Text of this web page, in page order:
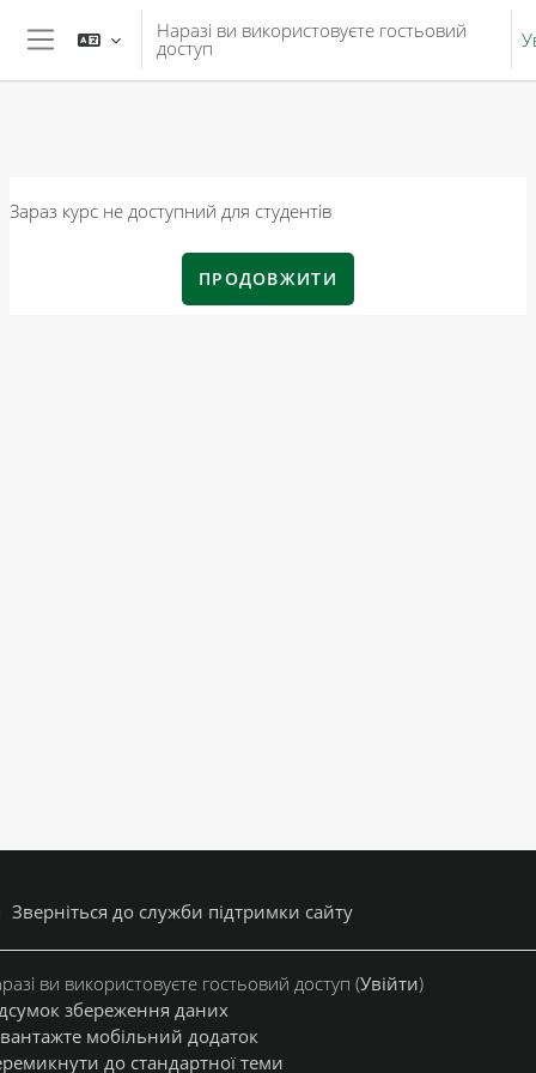
Перейти до головного вмісту
Бокова панель
Наразі ви використовуєте гостьовий
доступ
Зараз курс не доступний для студентів
ПРОДОВЖИТИ
Зверніться до служби підтримки сайту
ви використовуєте гостьовий доступ (Увійти)
збереження даних
мобільний додаток
до стандартної теми